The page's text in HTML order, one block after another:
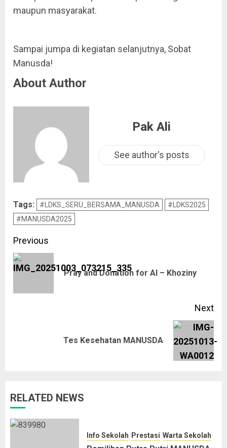
maupun masyarakat.
Sampai jumpa di kegiatan selanjutnya, Sobat
Manusda!
About Author
Pak Ali
See author's posts
Tags: #LDKS_SERU_BERSAMA_MANUSDA
#LDKS2025
#MANUSDA2025
Previous
Pray and Donation for Al – Khoziny
Next
Tes Kesehatan MANUSDA
RELATED NEWS
Info Sekolah Prestasi Warta Sekolah